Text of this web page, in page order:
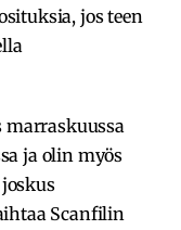
jos teen
marraskuussa
ja olin myös
Scanfilin